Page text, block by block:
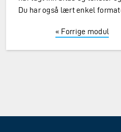
Du har også lært enkel
« Forrige modul